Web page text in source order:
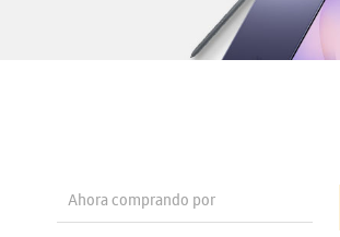
Ahora comprando por